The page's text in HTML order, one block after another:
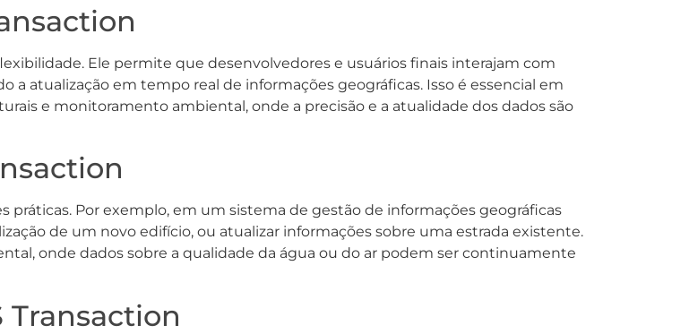
Ele permite que desenvolvedores e usuários finais interajam com
a atualização em tempo real de informações geográficas. Isso é essencial em
e monitoramento ambiental, onde a precisão e a atualidade dos dados são
práticas. Por exemplo, em um sistema de gestão de informações geográficas
de um novo edifício, ou atualizar informações sobre uma estrada existente.
onde dados sobre a qualidade da água ou do ar podem ser continuamente
Transaction